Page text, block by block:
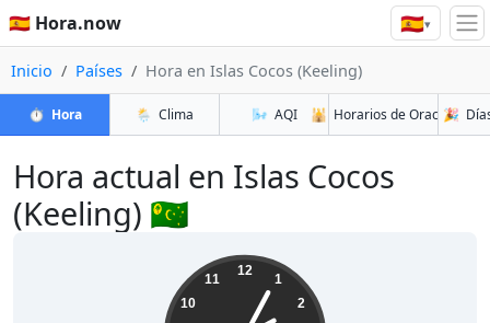
🇪🇸 Hora.now 🇪🇸▾
Inicio Países Hora en Islas Cocos (Keeling)
⏱️ Hora 🌦️ Clima 🌬️ AQI 🕌 Horarios de Oración
🎉
Hora actual en Islas Cocos
(Keeling) 🇨🇨
12
1
2
10
11